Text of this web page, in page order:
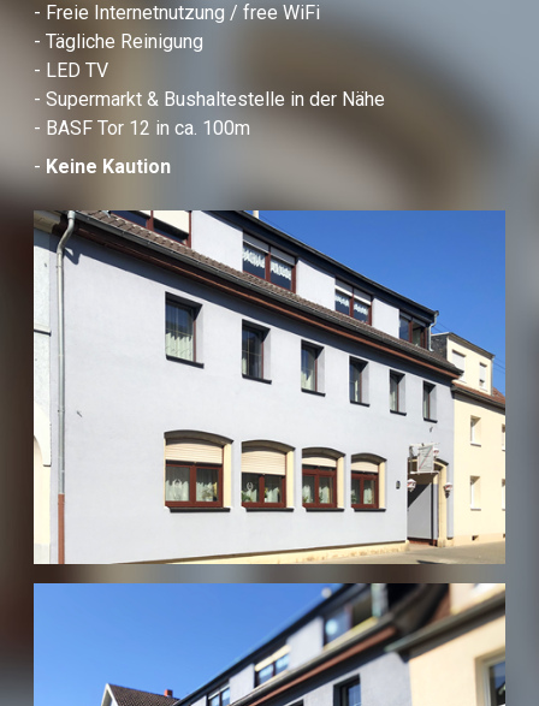
- Freie Internetnutzung / free WiFi
- Tägliche Reinigung
- LED TV
- Supermarkt & Bushaltestelle in der Nähe
- BASF Tor 12 in ca. 100m
- Keine Kaution